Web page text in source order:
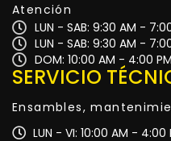
Atención
LUN - SAB: 9:30 AM -
LUN - SAB: 9:30 AM -
DOM: 10:00 AM - 4:00 PM
SERVICIO
Ensambles,
LUN - VI: 10:00 AM - 4:00